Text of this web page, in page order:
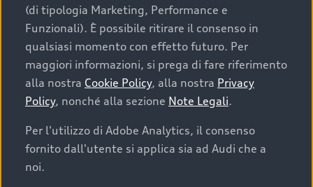
Cosa sapere prima di
acquistare la tua prossima
auto
I requisiti fondamentali da considerare prima di
acquistare un’auto usata, oltre al prezzo e all'aspetto,
(di tipologia Marketing, Performance e
Funzionali). È possibile ritirare il consenso in
qualsiasi momento con effetto futuro. Per
maggiori informazioni, si prega di fare riferimento
alla nostra Cookie Policy, alla nostra Privacy
Policy, nonché alla sezione Note Legali.
Per l'utilizzo di Adobe Analytics, il consenso
fornito dall'utente si applica sia ad Audi che a
noi.